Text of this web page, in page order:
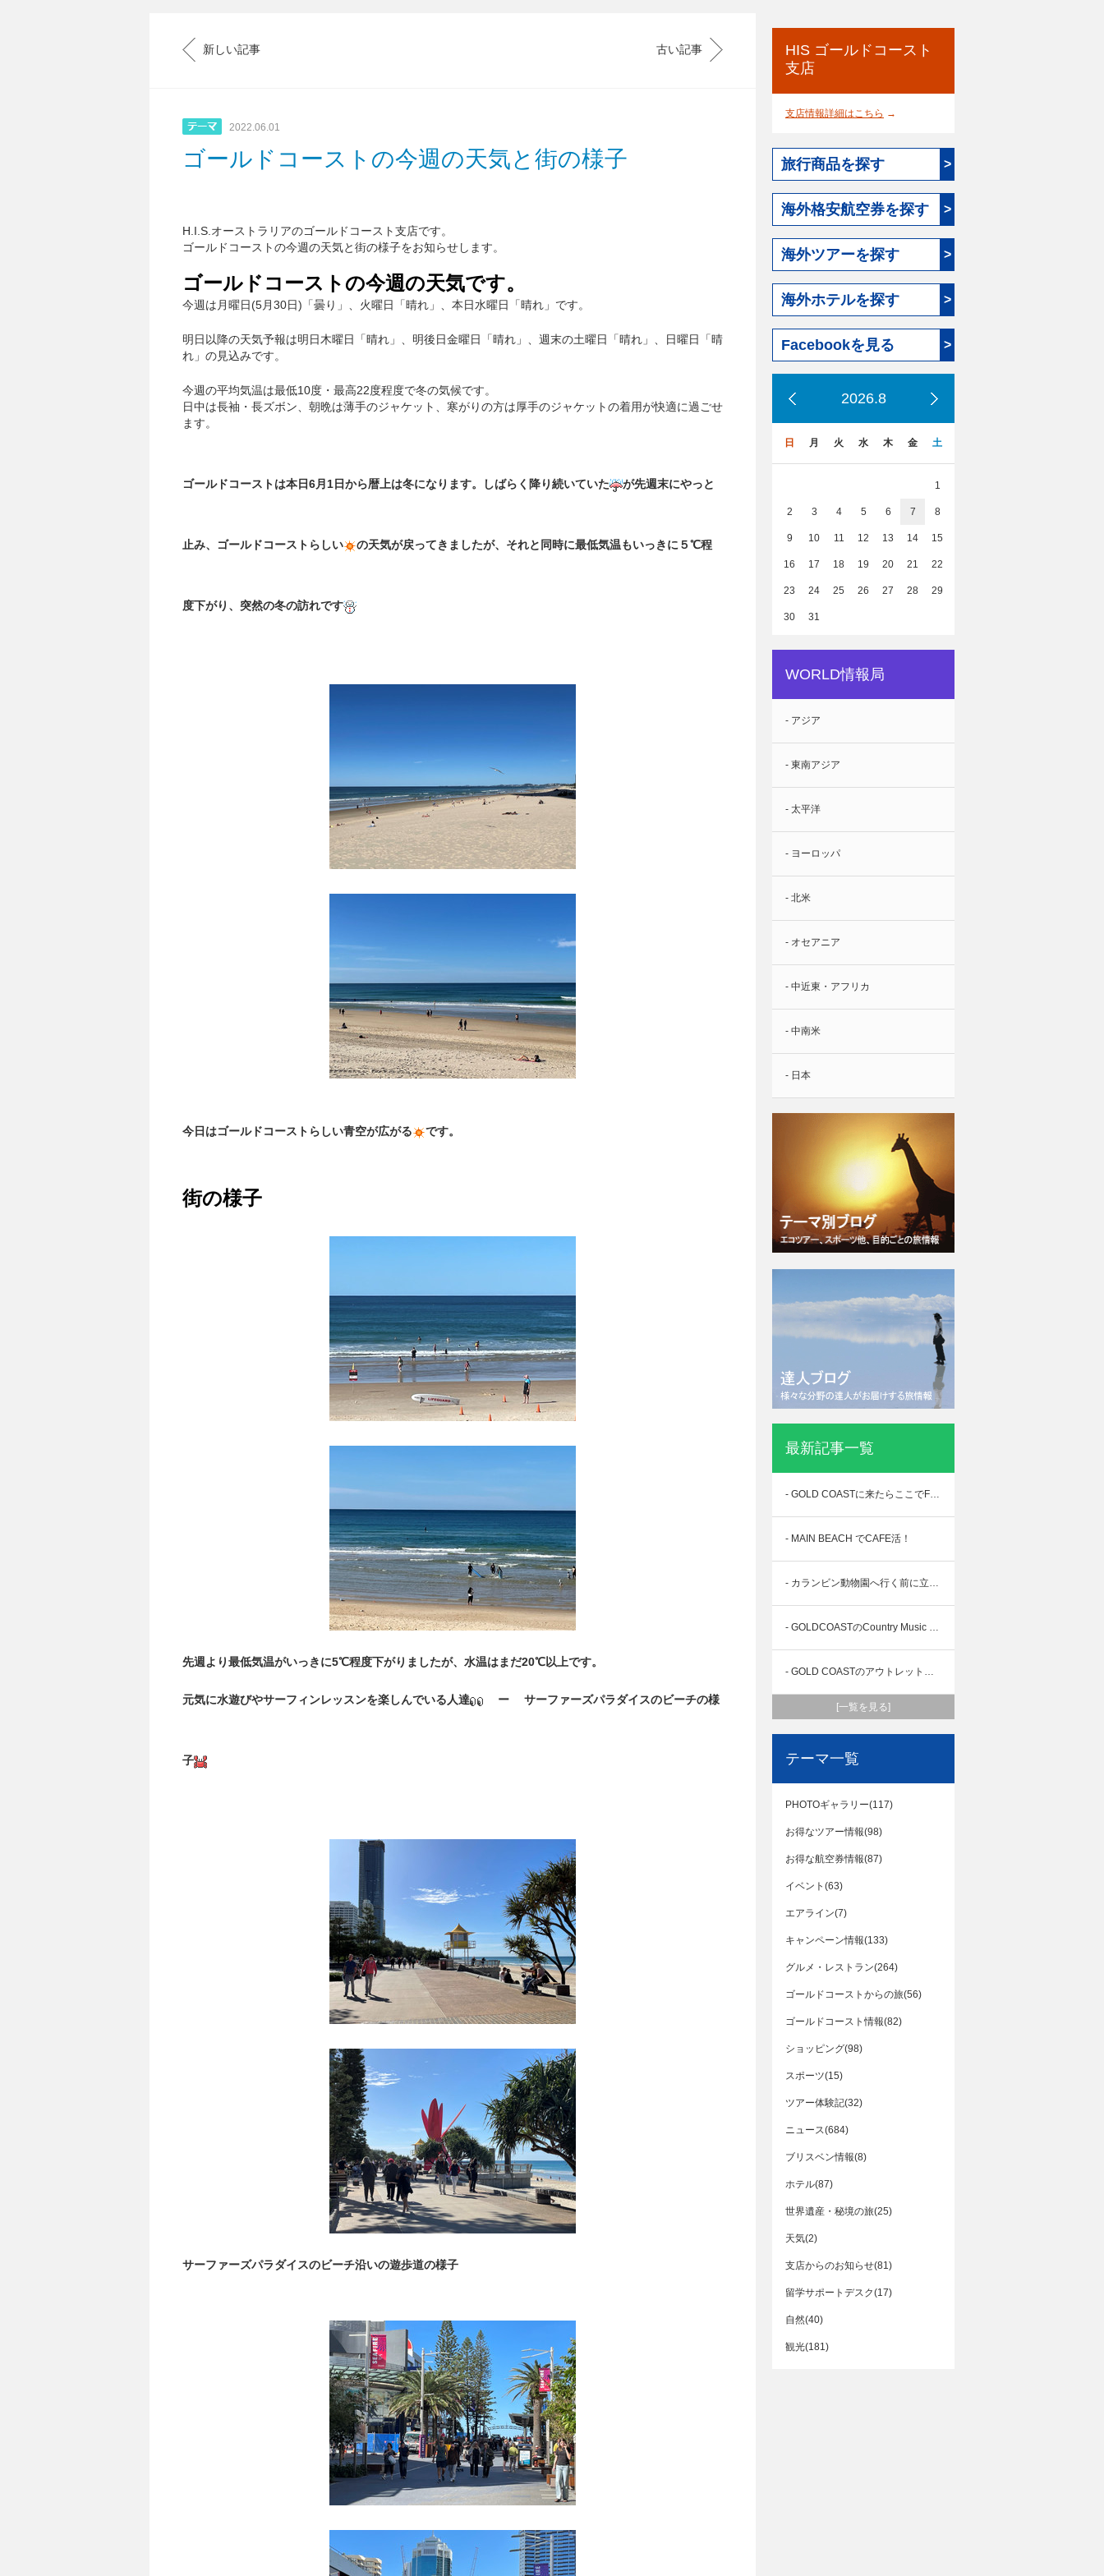
新しい記事 古い記事
2022.06.01
ゴールドコーストの今週の天気と街の様子
H.I.S.オーストラリアのゴールドコースト支店です。
ゴールドコーストの今週の天気と街の様子をお知らせします。
ゴールドコーストの今週の天気です。
今週は月曜日(5月30日)「曇り」、火曜日「晴れ」、本日水曜日「晴れ」です。
明日以降の天気予報は明日木曜日「晴れ」、明後日金曜日「晴れ」、週末の土曜日「晴れ」、日曜日「晴
れ」の見込みです。
今週の平均気温は最低10度・最高22度程度で冬の気候です。
日中は長袖・長ズボン、朝晩は薄手のジャケット、寒がりの方は厚手のジャケットの着用が快適に過ごせ
ます。
ゴールドコーストは本日6月1日から暦上は冬になります。しばらく降り続いていた が先週末にやっと
止み、 ゴールドコーストらしい の天気が戻ってきましたが、それと同時に最低気温もいっきに５℃程
度下がり、突然の冬の訪れです
今日はゴールドコーストらしい青空が広がる です。
街の様子
先週より最低気温がいっきに5℃程度下がりましたが、水温はまだ20℃以上です。
元気に水遊びやサーフィンレッスンを楽しんでいる人達 ー サーファーズパラダイスのビーチの様
子
サーファーズパラダイスのビーチ沿いの遊歩道の様子
HIS ゴールドコースト
支店
支店情報詳細はこちら →
旅行商品を探す >
海外格安航空券を探す >
海外ツアーを探す >
海外ホテルを探す >
Facebookを見る >
2026.8
日 月 火 水 木 金 土
1
2 3 4 5 6 7 8
9 10 11 12 13 14 15
16 17 18 19 20 21 22
23 24 25 26 27 28 29
30 31
WORLD情報局
- アジア
- 東南アジア
- 太平洋
- ヨーロッパ
- 北米
- オセアニア
- 中近東・アフリカ
- 中南米
- 日本
最新記事一覧
- GOLD COASTに来たらここでFISH & CHIPSを食べよう！
- MAIN BEACH でCAFE活！
- カランビン動物園へ行く前に立ち寄りたいおすすめカフェ！
- GOLDCOASTのCountry Music Festivalに参戦！
- GOLD COASTのアウトレット ハーバータウン😊
[一覧を見る]
テーマ一覧
PHOTOギャラリー(117)
お得なツアー情報(98)
お得な航空券情報(87)
イベント(63)
エアライン(7)
キャンペーン情報(133)
グルメ・レストラン(264)
ゴールドコーストからの旅(56)
ゴールドコースト情報(82)
ショッピング(98)
スポーツ(15)
ツアー体験記(32)
ニュース(684)
ブリスベン情報(8)
ホテル(87)
世界遺産・秘境の旅(25)
天気(2)
支店からのお知らせ(81)
留学サポートデスク(17)
自然(40)
観光(181)